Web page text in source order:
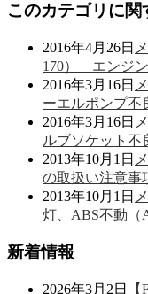
このカテゴリに関
2016年4月26日
170） エンジ
2016年3月16日
ーエルポンプ不
2016年3月16日
ルブソケット不
2013年10月1日
の取扱い注意事
2013年10月1日
灯、ABS不動（
新着情報
2026年3月2日